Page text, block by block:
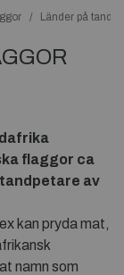
Länder på
flaggor ca
av
kan pryda mat,
namn som